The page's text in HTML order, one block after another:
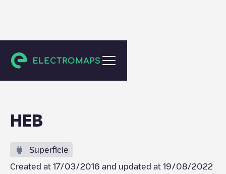
Lakeway
HEB
Superficie
Created at 17/03/2016 and updated at 19/08/2022